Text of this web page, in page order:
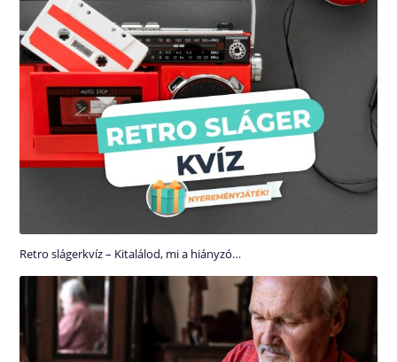
Retro slágerkvíz – Kitalálod, mi a hiányzó…